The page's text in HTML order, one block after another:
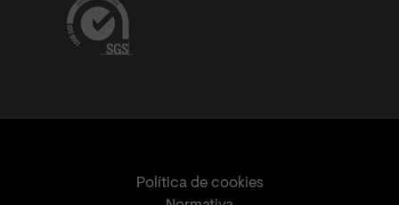
Política de cookies